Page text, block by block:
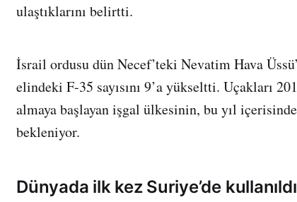
ulaştıklarını belirtti.
İsrail ordusu dün Necef’teki Nevatim Hava
elindeki F-35 sayısını 9’a yükseltti. Uçakları
almaya başlayan işgal ülkesinin, bu yıl
bekleniyor.
Dünyada ilk kez Suriye’de kullanıldı